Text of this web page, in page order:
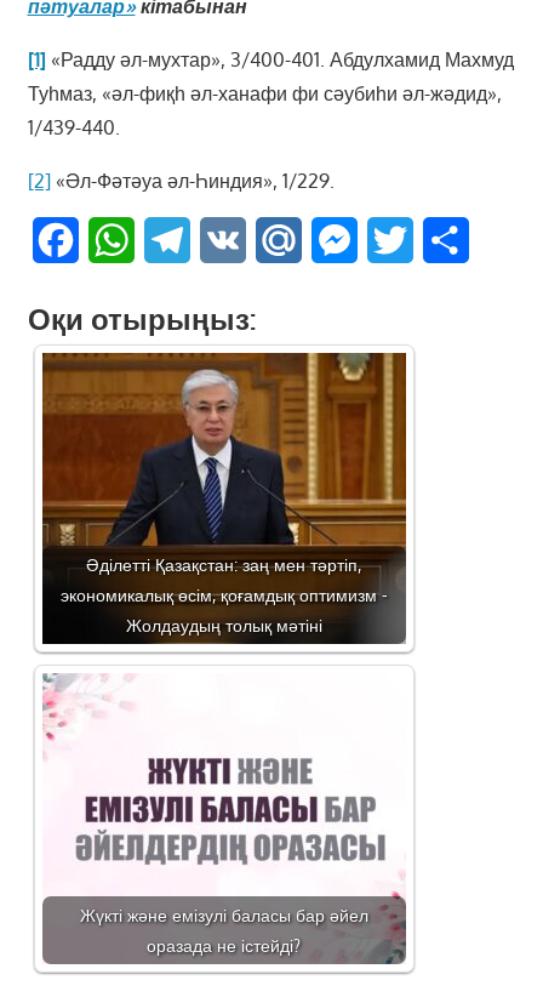
пәтуалар»кітабынан
[1] «Радду әл-мухтар», 3/400-401. Абдулхамид Махмуд
Туһмаз, «әл-фиқһ әл-ханафи фи сәубиһи әл-жәдид»,
1/439-440.
[2]«Әл-Фәтәуа әл-Һиндия», 1/229.
FacebookWhatsAppTelegram
VK Mail.Ru Messenger
Twitter
Оқи отырыңыз:
Әділетті Қазақстан: заң мен тәртіп,
экономикалық өсім, қоғамдық оптимизм -
Жолдаудың толық мәтіні
Жүкті және емізулі баласы бар әйел
оразада не істейді?